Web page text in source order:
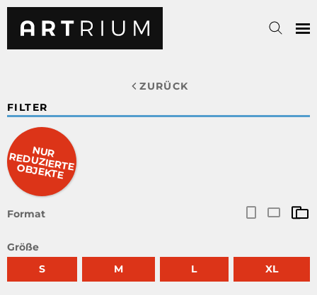
ZURÜCK
FILTER
NUR
RED
UZIERTE O
BJEKTE
Format
Größe
S
M L XL